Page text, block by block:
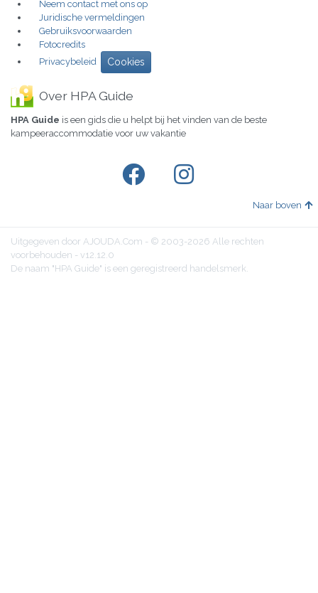
Neem contact met ons op
Juridische vermeldingen
Gebruiksvoorwaarden
Fotocredits
Privacybeleid
Cookies
Over HPA Guide
HPA Guide is een gids die u helpt bij het vinden van de beste
kampeeraccommodatie voor uw vakantie
Naar boven
Uitgegeven door AJOUDA.Com - © 2003-2026 Alle rechten
voorbehouden - v12.12.0
De naam "HPA Guide" is een geregistreerd handelsmerk.